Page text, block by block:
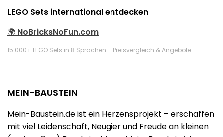
LEGO Sets international entdecken
🌍 NoBricksNoFun.com
15.000+ LEGO Sets in 8 Sprachen – Preisvergleich & Angebote
MEIN-BAUSTEIN
Mein-Baustein.de ist ein Herzensprojekt – erschaffen
mit viel Leidenschaft, Neugier und Freude an kleinen